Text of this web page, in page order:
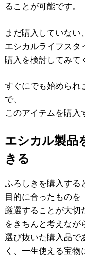
ることが可能です。
まだ購入していない
エシカルライフスタ
購入を検討してみて
すぐにでも始められ
で、
このアイテムを購入
エシカル製品
きる
ふろしきを購入する
目的に合ったものを
厳選することが大切
をきちんと考えなが
選び抜いた購入品で
く、一生使える宝物